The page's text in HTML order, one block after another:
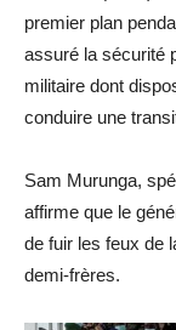
premier plan
assuré la sécurité
militaire dont
conduire une
Sam Murunga,
affirme que le
de fuir les feux de
demi-frères.